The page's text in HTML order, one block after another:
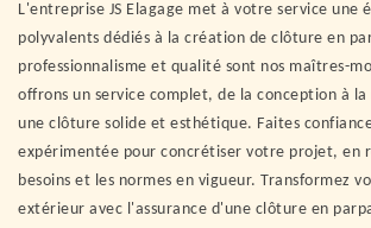
L'entreprise JS Elagage met à votre service une
polyvalents dédiés à la création de clôture en
professionnalisme et qualité sont nos maîtres-
offrons un service complet, de la conception à
une clôture solide et esthétique. Faites
expérimentée pour concrétiser votre projet, en
besoins et les normes en vigueur. Transformez
extérieur avec l'assurance d'une clôture en